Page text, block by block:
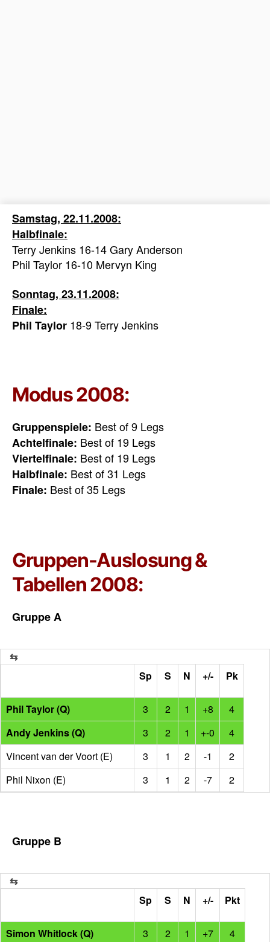
Samstag, 22.11.2008:
Halbfinale:
Terry Jenkins 16-14 Gary Anderson
Phil Taylor 16-10 Mervyn King
Sonntag, 23.11.2008:
Finale:
Phil Taylor 18-9 Terry Jenkins
Modus 2008:
Gruppenspiele: Best of 9 Legs
Achtelfinale: Best of 19 Legs
Viertelfinale: Best of 19 Legs
Halbfinale: Best of 31 Legs
Finale: Best of 35 Legs
Gruppen-Auslosung &
Tabellen 2008:
Gruppe A
Sp S N +/- Pk
Phil Taylor (Q) 3 2 1 +8
4
Andy Jenkins (Q)
3 2 1 +-0
4
Vincent van der Voort (E)
3 1 2 -1
2
Phil Nixon (E)
3 1 2 -7 2
Gruppe B
Sp S N +/- Pkt
Simon Whitlock (Q) 3 2 1 +7
4